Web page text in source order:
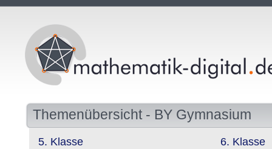
Themenübersicht - BY Gymnasium
5. Klasse 6. Klasse